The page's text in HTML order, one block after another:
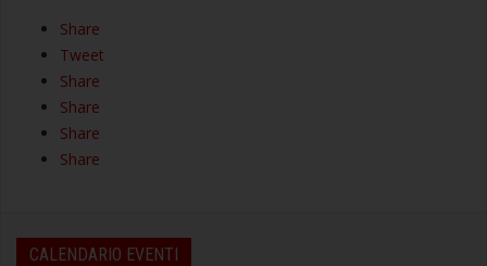
Share
Tweet
Share
Share
Share
Share
CALENDARIO EVENTI